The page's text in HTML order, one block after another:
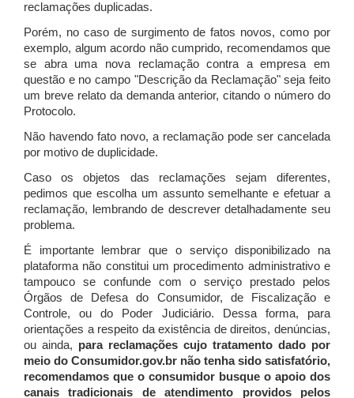
reclamações duplicadas.
Porém, no caso de surgimento de fatos novos, como por
exemplo, algum acordo não cumprido, recomendamos que
se abra uma nova reclamação contra a empresa em
questão e no campo "Descrição da Reclamação" seja feito
um breve relato da demanda anterior, citando o número do
Protocolo.
Não havendo fato novo, a reclamação pode ser cancelada
por motivo de duplicidade.
Caso os objetos das reclamações sejam diferentes,
pedimos que escolha um assunto semelhante e efetuar a
reclamação, lembrando de descrever detalhadamente seu
problema.
É importante lembrar que o serviço disponibilizado na
plataforma não constitui um procedimento administrativo e
tampouco se confunde com o serviço prestado pelos
Órgãos de Defesa do Consumidor, de Fiscalização e
Controle, ou do Poder Judiciário. Dessa forma, para
orientações a respeito da existência de direitos, denúncias,
ou ainda, para reclamações cujo tratamento dado por
meio do Consumidor.gov.br não tenha sido satisfatório,
recomendamos que o consumidor busque o apoio dos
canais tradicionais de atendimento providos pelos